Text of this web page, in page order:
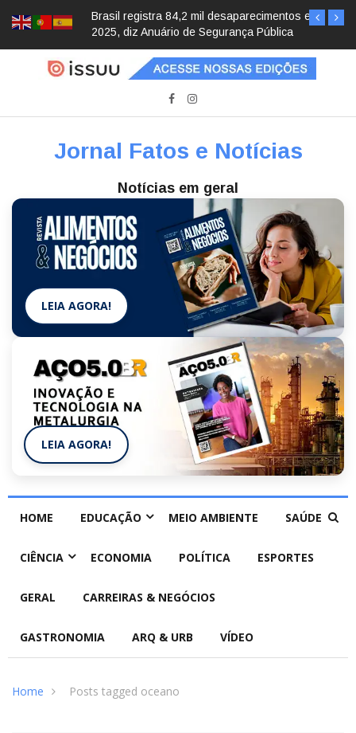
Brasil registra 84,2 mil desaparecimentos em
2025, diz Anuário de Segurança Pública
Jornal Fatos e Notícias
Notícias em geral
LEIA AGORA!
LEIA AGORA!
HOME EDUCAÇÃO MEIO AMBIENTE SAÚDE
CIÊNCIA ECONOMIA POLÍTICA ESPORTES
GERAL CARREIRAS & NEGÓCIOS
GASTRONOMIA ARQ & URB VÍDEO
Home Posts tagged oceano